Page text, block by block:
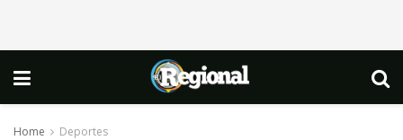
Home Deportes